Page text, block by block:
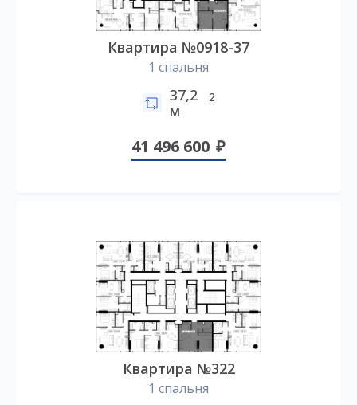
Квартира №0918-37
1 спальня
37,2
м
2
41 496 600
Квартира №322
1 спальня